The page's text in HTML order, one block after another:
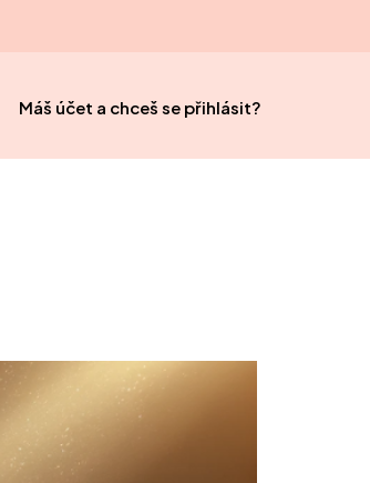
Máš účet a chceš se přihlásit?